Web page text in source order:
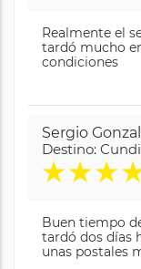
Realmente el
tardó mucho
condiciones
Sergio
Destino:
★★★
Buen tiempo
tardó dos días
unas postales